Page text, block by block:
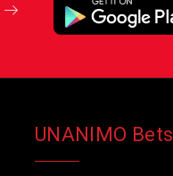
UNANIMO Bets